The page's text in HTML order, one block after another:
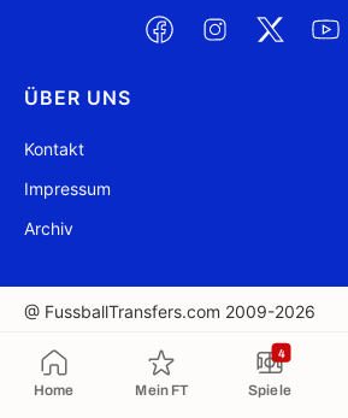
Home Mein FT Spiele
4
ÜBER UNS
Kontakt
Impressum
Archiv
@ FussballTransfers.com 2009-2026
In die Zwischenablage kopiert